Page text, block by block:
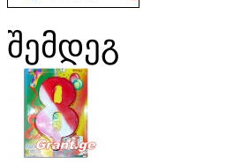
შემდეგ